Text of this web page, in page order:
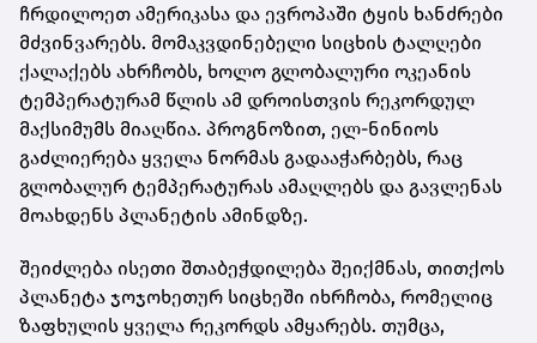
ჩრდილოეთ ამერიკასა და ევროპაში ტყის ხანძრები
მძვინვარებს. მომაკვდინებელი სიცხის ტალღები
ქალაქებს ახრჩობს, ხოლო გლობალური ოკეანის
ტემპერატურამ წლის ამ დროისთვის რეკორდულ
მაქსიმუმს მიაღწია. პროგნოზით, ელ-ნინიოს
გაძლიერება ყველა ნორმას გადააჭარბებს, რაც
გლობალურ ტემპერატურას ამაღლებს და გავლენას
მოახდენს პლანეტის ამინდზე.
შეიძლება ისეთი შთაბეჭდილება შეიქმნას, თითქოს
პლანეტა ჯოჯოხეთურ სიცხეში იხრჩობა, რომელიც
ზაფხულის ყველა რეკორდს ამყარებს. თუმცა,